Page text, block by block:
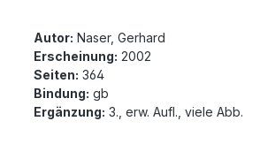
Autor: Naser, Gerhard
Erscheinung: 2002
Seiten: 364
Bindung: gb
Ergänzung: 3., erw. Aufl., viele Abb.